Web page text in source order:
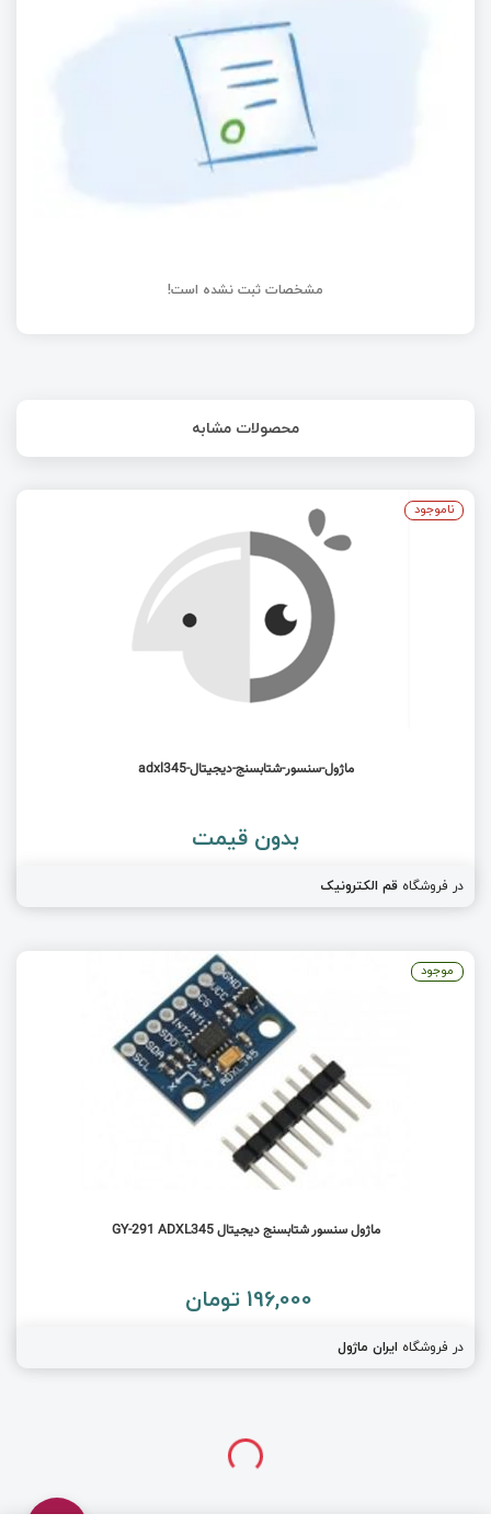
راهنمای طراحی یک اندازه گیر دیجیتال
مبدل آنالوگ به دیجیتال (ADC)
مشخصات ثبت نشده است!
محصولات مشابه
ماژول-سنسور-شتابسنج-دیجیتال-adxl345
بدون قیمت
در فروشگاه قم الکترونیک
ناموجود
ماژول سنسور شتابسنج دیجیتال GY-291 ADXL345
196,000 تومان
در فروشگاه ایران ماژول
موجود